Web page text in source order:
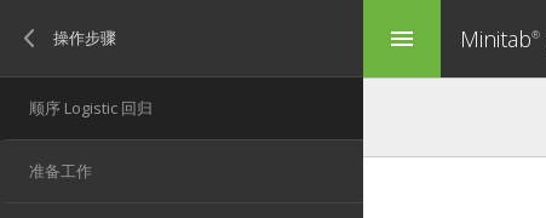
menu Minitab®